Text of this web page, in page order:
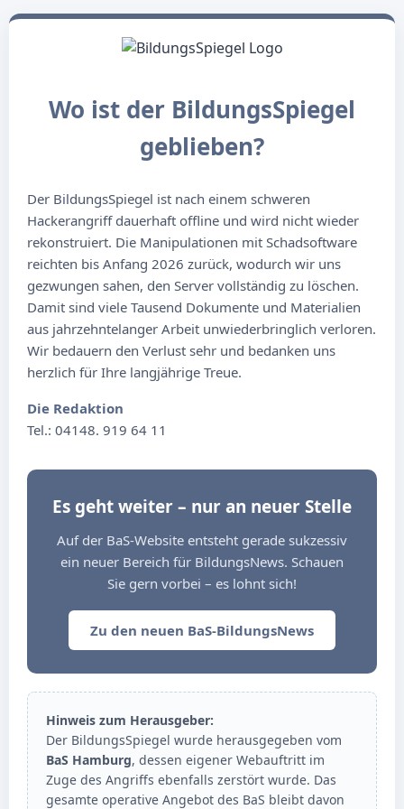
Wo ist der BildungsSpiegel
geblieben?
Der BildungsSpiegel ist nach einem schweren
Hackerangriff dauerhaft offline und wird nicht wieder
rekonstruiert. Die Manipulationen mit Schadsoftware
reichten bis Anfang 2026 zurück, wodurch wir uns
gezwungen sahen, den Server vollständig zu löschen.
Damit sind viele Tausend Dokumente und Materialien
aus jahrzehntelanger Arbeit unwiederbringlich verloren.
Wir bedauern den Verlust sehr und bedanken uns
herzlich für Ihre langjährige Treue.
Die Redaktion
Tel.: 04148. 919 64 11
Es geht weiter – nur an neuer Stelle
Auf der BaS-Website entsteht gerade sukzessiv
ein neuer Bereich für BildungsNews. Schauen
Sie gern vorbei – es lohnt sich!
Zu den neuen BaS-BildungsNews
Hinweis zum Herausgeber:
Der BildungsSpiegel wurde herausgegeben vom
BaS Hamburg, dessen eigener Webauftritt im
Zuge des Angriffs ebenfalls zerstört wurde. Das
gesamte operative Angebot des BaS bleibt davon